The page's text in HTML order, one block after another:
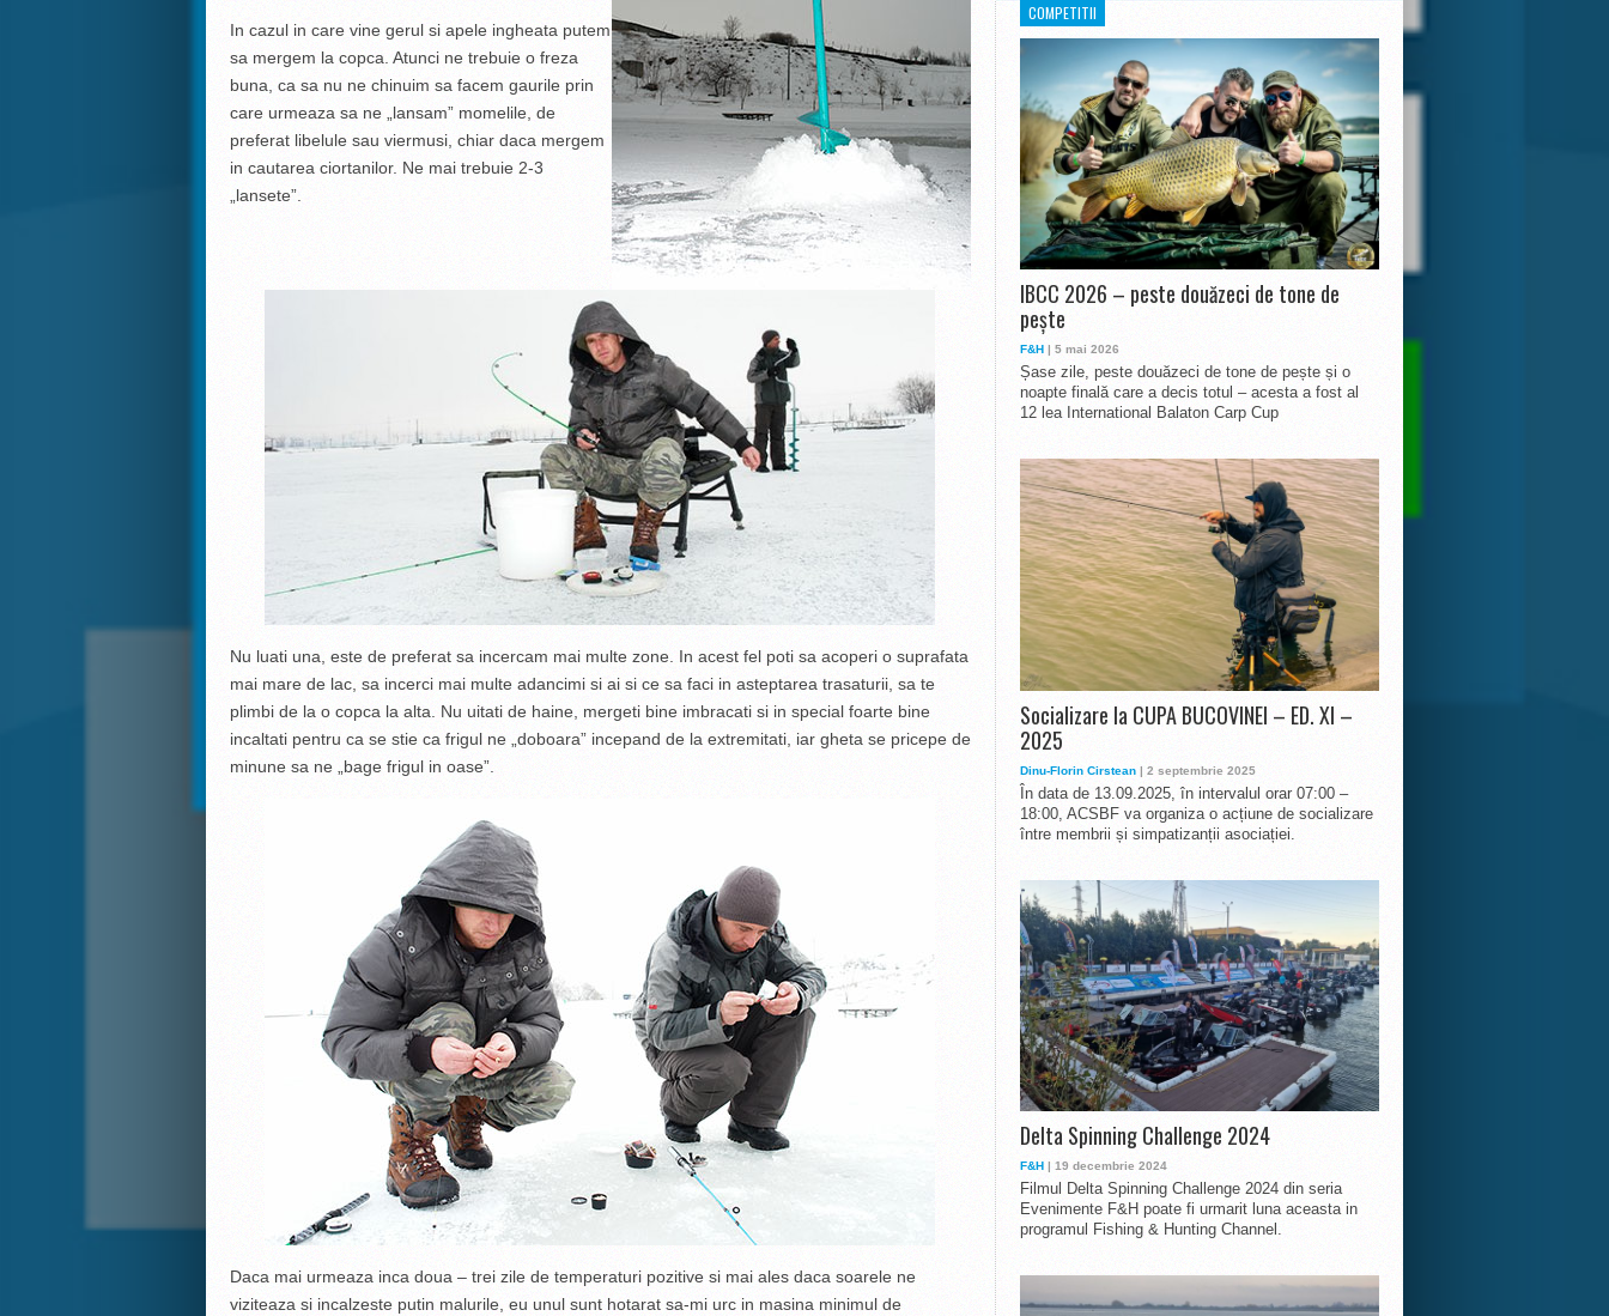
In cazul in care vine gerul si apele ingheata putem
sa mergem la copca. Atunci ne trebuie o freza
buna, ca sa nu ne chinuim sa facem gaurile prin
care urmeaza sa ne „lansam” momelile, de
preferat libelule sau viermusi, chiar daca mergem
in cautarea ciortanilor. Ne mai trebuie 2-3
„lansete”.
Nu luati una, este de preferat sa incercam mai multe zone. In acest fel poti sa acoperi o suprafata
mai mare de lac, sa incerci mai multe adancimi si ai si ce sa faci in asteptarea trasaturii, sa te
plimbi de la o copca la alta. Nu uitati de haine, mergeti bine imbracati si in special foarte bine
incaltati pentru ca se stie ca frigul ne „doboara” incepand de la extremitati, iar gheta se pricepe de
minune sa ne „bage frigul in oase”.
Daca mai urmeaza inca doua – trei zile de temperaturi pozitive si mai ales daca soarele ne
viziteaza si incalzeste putin malurile, eu unul sunt hotarat sa-mi urc in masina minimul de
COMPETITII
IBCC 2026 – peste douăzeci de tone de
pește
F&H | 5 mai 2026
Șase zile, peste douăzeci de tone de pește și o
noapte finală care a decis totul – acesta a fost al
12 lea International Balaton Carp Cup
Socializare la CUPA BUCOVINEI – ED. XI –
2025
Dinu-Florin Cirstean | 2 septembrie 2025
În data de 13.09.2025, în intervalul orar 07:00 –
18:00, ACSBF va organiza o acțiune de socializare
între membrii și simpatizanții asociației.
Delta Spinning Challenge 2024
F&H | 19 decembrie 2024
Filmul Delta Spinning Challenge 2024 din seria
Evenimente F&H poate fi urmarit luna aceasta in
programul Fishing & Hunting Channel.